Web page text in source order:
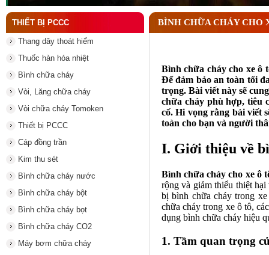
THIẾT BỊ PCCC
Thang dây thoát hiểm
Thuốc hàn hóa nhiệt
Bình chữa cháy
Vòi, Lăng chữa cháy
Vòi chữa cháy Tomoken
Thiết bị PCCC
Cáp đồng trần
Kim thu sét
Bình chữa cháy nước
Bình chữa cháy bột
Bình chữa cháy bọt
Bình chữa cháy CO2
Máy bơm chữa cháy
BÌNH CHỮA CHÁY CHO
Bình chữa cháy cho xe ô
Để đảm bảo an toàn tối
trọng. Bài viết này sẽ
chữa cháy phù hợp, tiêu
cố. Hi vọng rằng bài viết
toàn cho bạn và người
I. Giới thiệu về
Bình chữa cháy cho xe ô
rộng và giảm thiểu thiệt
bị bình chữa cháy trong
chữa cháy trong xe ô tô,
dụng bình chữa cháy hiệu
1. Tầm quan trọng